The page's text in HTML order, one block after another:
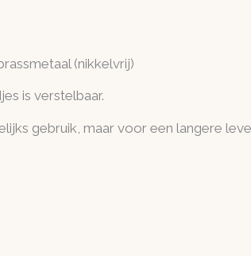
the
moon
(nikkelvrij)
is verstelbaar.
gebruik, maar voor een langere